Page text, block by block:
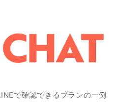
で確認できるプランの一例